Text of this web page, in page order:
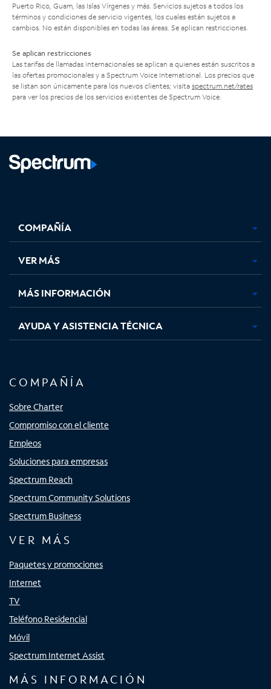
Puerto Rico, Guam, las Islas Vírgenes y más. Servicios sujetos a todos los
términos y condiciones de servicio vigentes, los cuales están sujetos a
cambios. No están disponibles en todas las áreas. Se aplican restricciones.
Se aplican restricciones
Las tarifas de llamadas internacionales se aplican a quienes están suscritos a
las ofertas promocionales y a Spectrum Voice International. Los precios que
se listan son únicamente para los nuevos clientes; visita spectrum.net/rates
para ver los precios de los servicios existentes de Spectrum Voice.
abre
en
pestaña
nueva
abre
en
pestaña
nueva
abre
en
pestaña
nueva
en
nueva
COMPAÑÍA
VER MÁS
MÁS INFORMACIÓN
AYUDA Y ASISTENCIA TÉCNICA
COMPAÑÍA
Sobre Charter
Compromiso con el cliente
Empleos
Soluciones para empresas
Spectrum Reach
Spectrum Community Solutions
Spectrum Business
VER MÁS
Paquetes y promociones
Internet
TV
Teléfono Residencial
Móvil
Spectrum Internet Assist
MÁS INFORMACIÓN